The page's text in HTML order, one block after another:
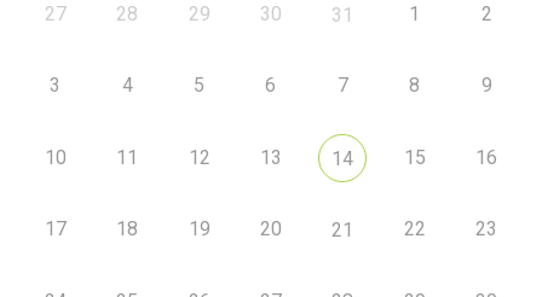
27 28 29 30 31 1 2
3 4 5 6 7 8 9
10 11 12 13 14 15 16
17 18 19 20 21 22 23